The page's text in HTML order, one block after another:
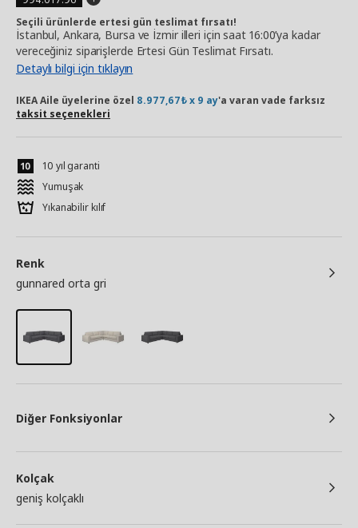
Seçili ürünlerde ertesi gün teslimat fırsatı!
İstanbul, Ankara, Bursa ve İzmir illeri için saat 16:00’ya kadar
vereceğiniz siparişlerde Ertesi Gün Teslimat Fırsatı.
Detaylı bilgi için tıklayın
IKEA Aile üyelerine özel 8.977,67₺ x 9 ay'a varan vade farksız
taksit seçenekleri
10 yıl garanti
Yumuşak
Yıkanabilir kılıf
Renk
gunnared orta gri
Diğer Fonksiyonlar
Kolçak
geniş kolçaklı